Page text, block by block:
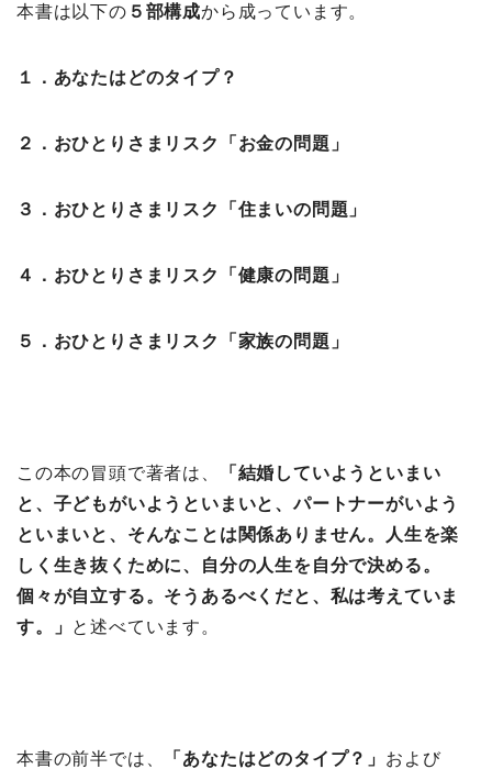
本書は以下の ５部構成から成っています。
１．あなたはどのタイプ？
２．おひとりさまリスク「お金の問題」
３．おひとりさまリスク「住まいの問題」
４．おひとりさまリスク「健康の問題」
５．おひとりさまリスク「家族の問題」
この本の冒頭で著者は、
「結婚していようといまい
と、子どもがいようといまいと、パートナーがいよう
といまいと、そんなことは関係ありません。人生を楽
しく生き抜くために、自分の人生を自分で決める。
個々が自立する。そうあるべくだと、私は考えていま
す。」 と述べています。
本書の前半では、 「あなたはどのタイプ？ 」 および